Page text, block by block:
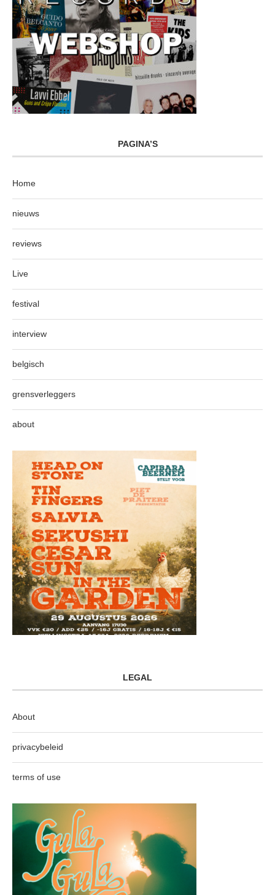
PAGINA’S
Home
nieuws
reviews
Live
festival
interview
belgisch
grensverleggers
about
LEGAL
About
privacybeleid
terms of use